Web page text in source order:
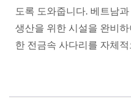
도록 도와줍니다. 베트남
생산을 위한 시설을 완비
한 전금속 사다리를 자체